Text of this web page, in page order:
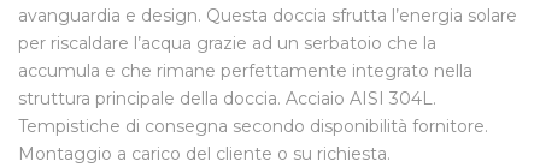
avanguardia e design. Questa doccia sfrutta l’energia solare
per riscaldare l’acqua grazie ad un serbatoio che la
accumula e che rimane perfettamente integrato nella
struttura principale della doccia. Acciaio AISI 304L.
Tempistiche di consegna secondo disponibilità fornitore.
Montaggio a carico del cliente o su richiesta.